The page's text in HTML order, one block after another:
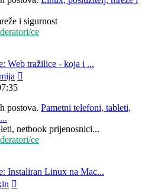
i sigurnost
ce
Web tražilice - koja i ...
Pametni telefoni, tableti,
netbook prijenosnici...
ce
Instaliran Linux na Mac...